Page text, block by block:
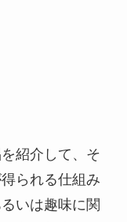
紹介して、そ
られる仕組み
いは趣味に関